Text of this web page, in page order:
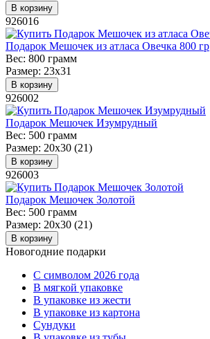
В корзину
926016
Подарок Мешочек из атласа Овечка 800 гр
Вес: 800 грамм
Размер: 23х31
В корзину
926002
Подарок Мешочек Изумрудный
Вес: 500 грамм
Размер: 20х30 (21)
В корзину
926003
Подарок Мешочек Золотой
Вес: 500 грамм
Размер: 20х30 (21)
В корзину
Новогодние подарки
C символом 2026 года
В мягкой упаковке
В упаковке из жести
В упаковке из картона
Сундуки